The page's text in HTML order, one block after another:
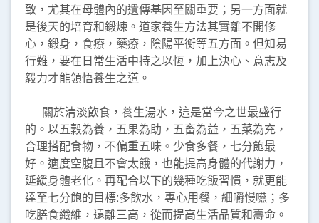
致，尤其在母體內的遺傳基因至關重要；另一方面就
是後天的培育和鍛煉。道家養生方法其實離不開修
心，鍛身，食療，藥療，陰陽平衡等五方面。但知易
行難，要在日常生活中持之以恆，加上決心、意志及
毅力才能領悟養生之道。
關於清淡飲食，養生湯水，這是當今之世最盛行
的。以五穀為養，五果為助，五畜為益，五菜為充，
合理搭配食物，不偏重五味。少食多餐，七分飽最
好。適度空腹且不會太餓，也能提高身體的代謝力，
延緩身體老化。再配合以下的幾種吃飯習慣，就更能
達至七分飽的目標:多飲水，專心用餐，細嚼慢嚥；多
吃膳食纖維，遠離三高，從而提高生活品質和壽命。